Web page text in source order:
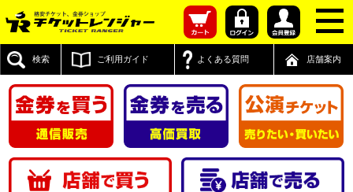
検索 ご利用ガイド よくある質問 店舗案内